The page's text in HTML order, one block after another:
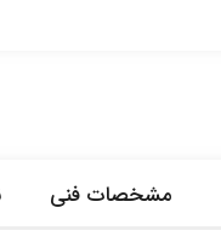
مشخصات فنی